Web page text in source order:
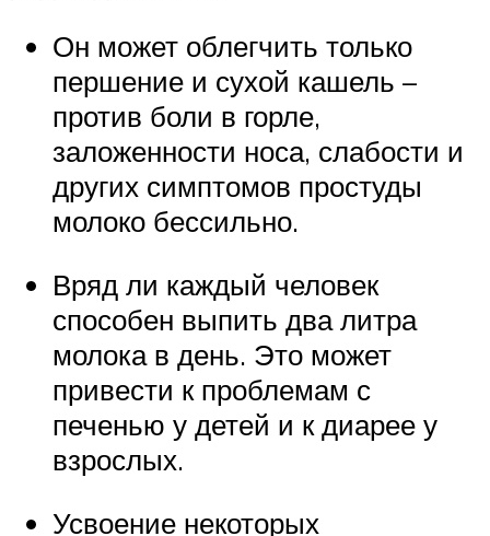
Он может облегчить только
першение и сухой кашель –
против боли в горле,
заложенности носа, слабости и
других симптомов простуды
молоко бессильно.
Вряд ли каждый человек
способен выпить два литра
молока в день. Это может
привести к проблемам с
печенью у детей и к диарее у
взрослых.
Усвоение некоторых